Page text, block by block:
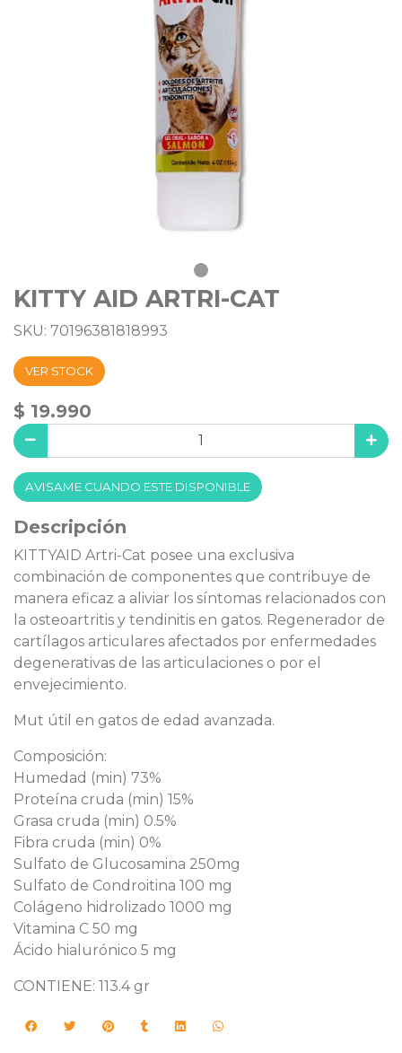
KITTY AID ARTRI-CAT
SKU: 70196381818993
VER STOCK
$ 19.990
AVISAME CUANDO ESTE DISPONIBLE
Descripción
KITTYAID Artri-Cat posee una exclusiva
combinación de componentes que contribuye de
manera eficaz a aliviar los síntomas relacionados con
la osteoartritis y tendinitis en gatos. Regenerador de
cartílagos articulares afectados por enfermedades
degenerativas de las articulaciones o por el
envejecimiento.
Mut útil en gatos de edad avanzada.
Composición:
Humedad (min) 73%
Proteína cruda (min) 15%
Grasa cruda (min) 0.5%
Fibra cruda (min) 0%
Sulfato de Glucosamina 250mg
Sulfato de Condroitina 100 mg
Colágeno hidrolizado 1000 mg
Vitamina C 50 mg
Ácido hialurónico 5 mg
CONTIENE: 113.4 gr